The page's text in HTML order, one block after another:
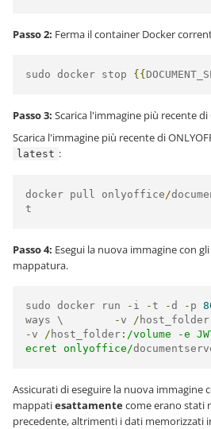
Passo 2: Ferma il container Docker
sudo docker stop {{
Passo 3: Scarica l'immagine più recente di
Scarica l'immagine più recente di
latest :
docker pull onlyoffice/
t
Passo 4: Esegui la nuova immagine con
mappatura.
sudo docker run - i -t -d - p
ways \
-v / host_folder
-v / host_folder : /volume -e
ecret onlyoffice/
Assicurati di eseguire la nuova immagine
mappatiesattamentecome erano stati
precedente, altrimenti i dati memorizzati